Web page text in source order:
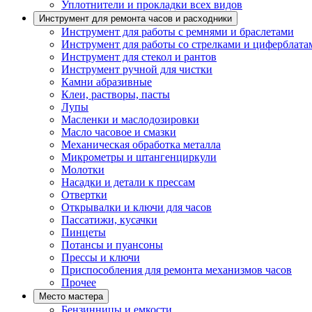
Уплотнители и прокладки всех видов
Инструмент для ремонта часов и расходники
Инструмент для работы с ремнями и браслетами
Инструмент для работы со стрелками и
Инструмент для стекол и рантов
Инструмент ручной для чистки
Камни абразивные
Клеи, растворы, пасты
Лупы
Масленки и маслодозировки
Масло часовое и смазки
Механическая обработка металла
Микрометры и штангенциркули
Молотки
Насадки и детали к прессам
Отвертки
Открывалки и ключи для часов
Пассатижи, кусачки
Пинцеты
Потансы и пуансоны
Прессы и ключи
Приспособления для ремонта механизмов часов
Прочее
Место мастера
Бензинницы и емкости